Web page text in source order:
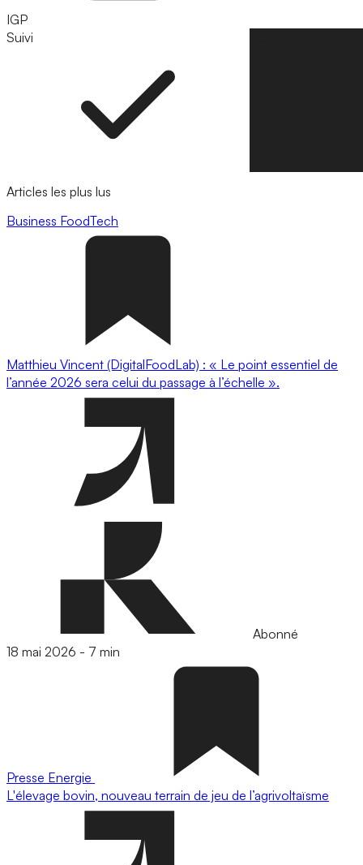
IGP
Suivi
Articles les plus lus
Business FoodTech
Matthieu Vincent (DigitalFoodLab) : « Le point essentiel de
l’année 2026 sera celui du passage à l’échelle ».
Abonné
18 mai 2026 - 7 min
Presse Energie
L'élevage bovin, nouveau terrain de jeu de l’agrivoltaïsme